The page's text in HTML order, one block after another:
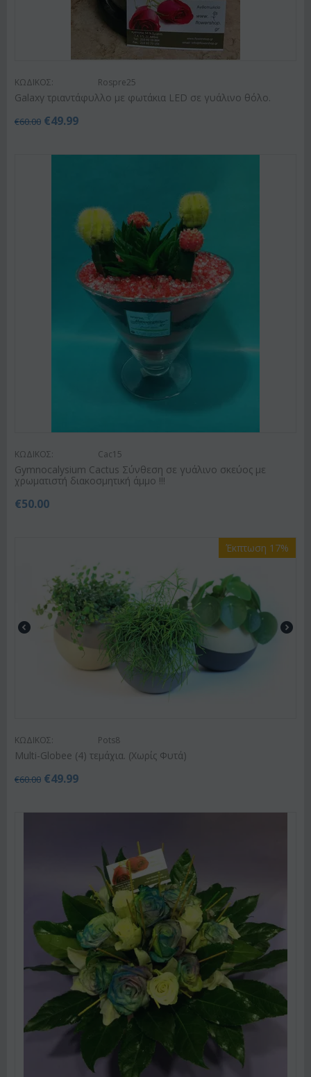
ΚΩΔΙΚΟΣ: Rospre25
Galaxy τριαντάφυλλο με φωτάκια LED σε γυάλινο θόλο.
€60.00 €49.99
ΚΩΔΙΚΟΣ: Cac15
Gymnocalysium Cactus Σύνθεση σε γυάλινο σκεύος με
χρωματιστή διακοσμητική άμμο !!!
€50.00
Έκπτωση 17%
ΚΩΔΙΚΟΣ: Pots8
Multi-Globee (4) τεμάχια. (Χωρίς Φυτά)
€60.00 €49.99